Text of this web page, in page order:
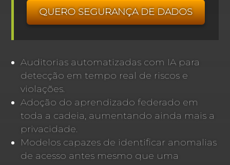
QUERO SEGURANÇA DE DADOS
Auditorias automatizadas com IA para
detecção em tempo real de riscos e
violações.
Adoção do aprendizado federado em
toda a cadeia, aumentando ainda mais a
privacidade.
Modelos capazes de identificar anomalias
de acesso antes mesmo que uma